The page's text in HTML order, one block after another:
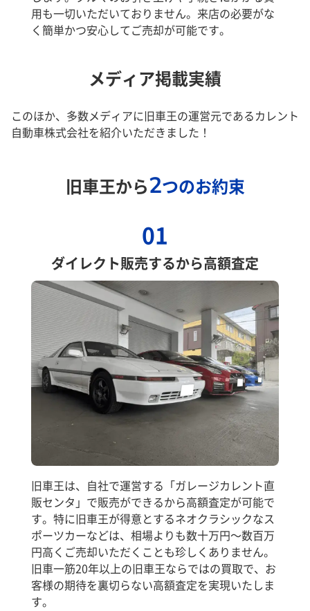
用も一切いただいておりません。来店の必要がな
く簡単かつ安心してご売却が可能です。
メディア掲載実績
このほか、多数メディアに旧車王の運営元であるカレント
自動車株式会社を紹介いただきました！
旧車王から2つのお約束
01
ダイレクト販売するから高額査定
旧車王は、自社で運営する「ガレージカレント直
販センタ」で販売ができるから高額査定が可能で
す。特に旧車王が得意とするネオクラシックなス
ポーツカーなどは、相場よりも数十万円～数百万
円高くご売却いただくことも珍しくありません。
旧車一筋20年以上の旧車王ならではの買取で、お
客様の期待を裏切らない高額査定を実現いたしま
す。